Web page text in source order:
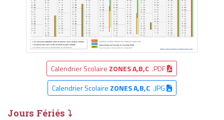
Calendrier Scolaire ZONES A,B,C .PDF
Calendrier Scolaire ZONES A,B,C.JPG
Jours Fériés ⤵